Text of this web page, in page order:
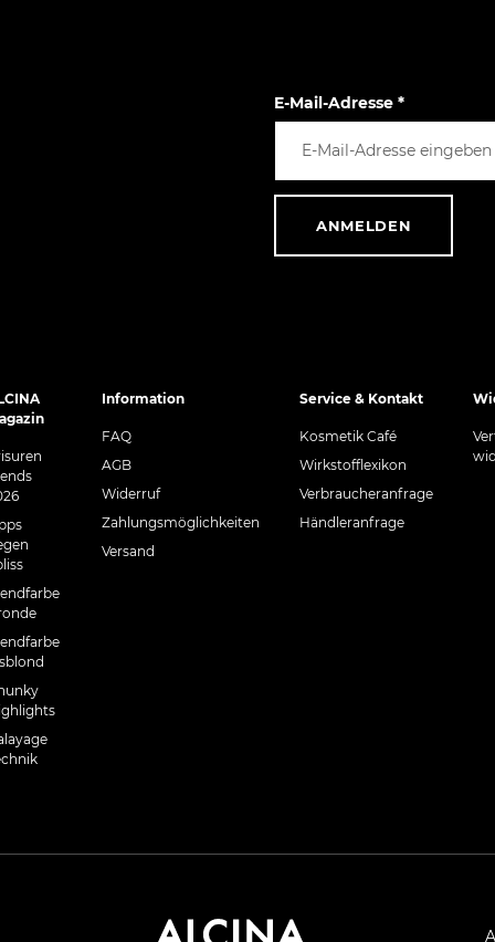
E-Mail-Adresse *
ANMELDEN
Information
FAQ
AGB
Widerruf
Zahlungsmöglichkeiten
Versand
Service & Kontakt
Kosmetik Café
Wirkstofflexikon
Verbraucheranfrage
Händleranfrage